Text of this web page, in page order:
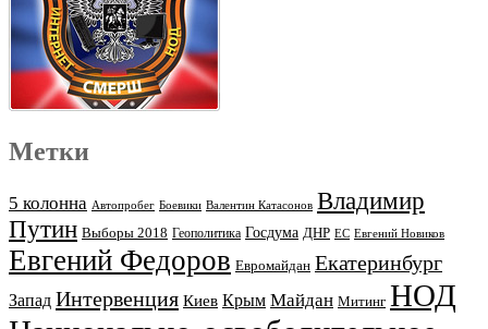
Метки
5 колонна Автопробег Боевики Валентин Катасонов Владимир
Путин Выборы 2018 Геополитика Госдума ДНР ЕС Евгений Новиков
Евгений Федоров Евромайдан Екатеринбург
Запад Интервенция Киев Крым Майдан Митинг НОД